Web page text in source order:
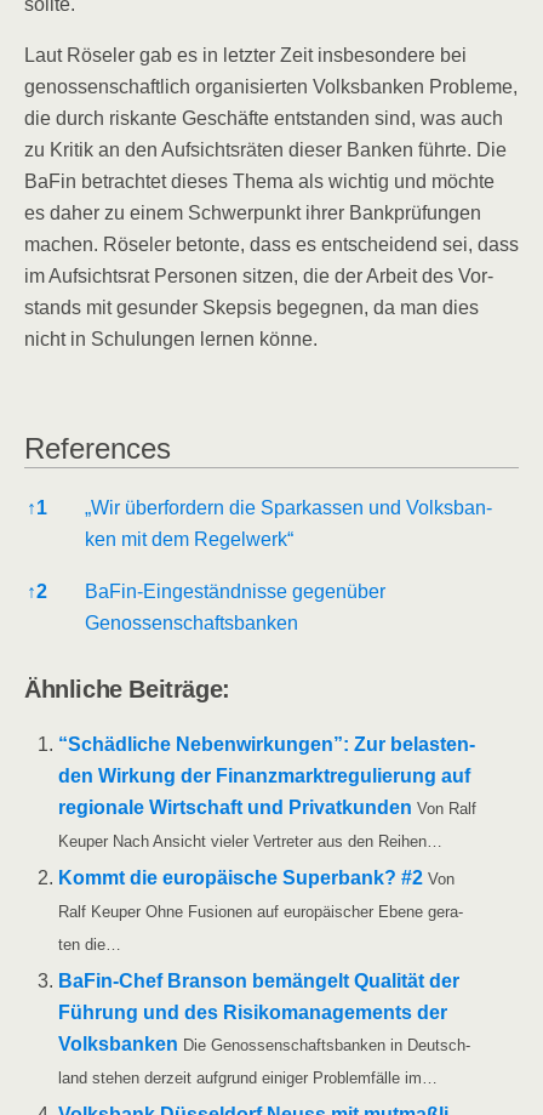
sollte.
Laut Röse­ler gab es in letz­ter Zeit ins­be­son­de­re bei
genos­sen­schaft­lich orga­ni­sier­ten Volks­ban­ken Pro­ble­me,
die durch ris­kan­te Geschäf­te ent­stan­den sind, was auch
zu Kri­tik an den Auf­sichts­rä­ten die­ser Ban­ken führ­te. Die
BaFin betrach­tet die­ses The­ma als wich­tig und möch­te
es daher zu einem Schwer­punkt ihrer Bank­prü­fun­gen
machen. Röse­ler beton­te, dass es ent­schei­dend sei, dass
im Auf­sichts­rat Per­so­nen sit­zen, die der Arbeit des Vor­
stands mit gesun­der Skep­sis begeg­nen, da man dies
nicht in Schu­lun­gen ler­nen könne.
Refe­ren­ces
Refe­ren­ces
↑1
„Wir über­for­dern die Spar­kas­sen und Volks­ban­
ken mit dem Regelwerk“
↑2
BaFin-Ein­ge­ständ­nis­se gegen­über
Genossenschaftsbanken
Ähn­li­che Beiträge:
“Schäd­li­che Neben­wir­kun­gen”: Zur belas­ten­
den Wir­kung der Finanz­markt­re­gu­lie­rung auf
regio­na­le Wirt­schaft und Pri­vat­kun­den Von Ralf
Keu­per Nach Ansicht vie­ler Ver­tre­ter aus den Reihen…
Kommt die euro­päi­sche Super­bank? #2 Von
Ralf Keu­per Ohne Fusio­nen auf euro­päi­scher Ebe­ne gera­
ten die…
BaFin-Chef Bran­son bemän­gelt Qua­li­tät der
Füh­rung und des Risi­ko­ma­nage­ments der
Volks­ban­ken Die Genos­sen­schafts­ban­ken in Deutsch­
land ste­hen der­zeit auf­grund eini­ger Pro­blem­fäl­le im…